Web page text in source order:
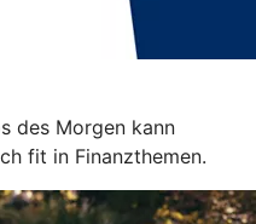
des Morgen kann
fit in Finanzthemen.